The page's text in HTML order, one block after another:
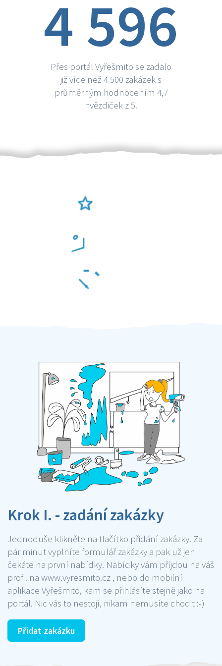
4 596
Přes portál Vyřešmito se zadalo
již více než 4 500 zakázek s
průměrným hodnocením 4,7
hvězdiček z 5.
Krok I. - zadání zakázky
Jednoduše klikněte na tlačítko přidání zakázky. Za
pár minut vyplníte formulář zakázky a pak už jen
čekáte na první nabídky. Nabídky vám příjdou na váš
profil na www.vyresmito.cz , nebo do mobilní
aplikace Vyřešmito, kam se přihlásíte stejně jako na
portál. Nic vás to nestojí, nikam nemusíte chodit :-)
Přidat zakázku